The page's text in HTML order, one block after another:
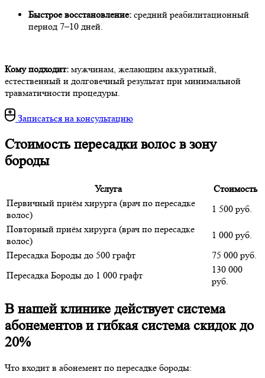
Быстрое восстановление: средний реабилитационный
период 7–10 дней.
Кому подходит: мужчинам, желающим аккуратный,
естественный и долговечный результат при минимальной
травматичности процедуры.
Записаться на консультацию
Стоимость пересадки волос в зону
бороды
Услуга
Стоимость
Первичный приём хирурга (врач по пересадке
волос)
1 500 руб.
Повторный приём хирурга (врач по пересадке
волос)
1 000 руб.
Пересадка Бороды до 500 графт
75 000 руб.
Пересадка Бороды до 1 000 графт
130 000
руб.
В нашей клинике действует система
абонементов и гибкая система скидок до
20%
Что входит в абонемент по пересадке бороды: